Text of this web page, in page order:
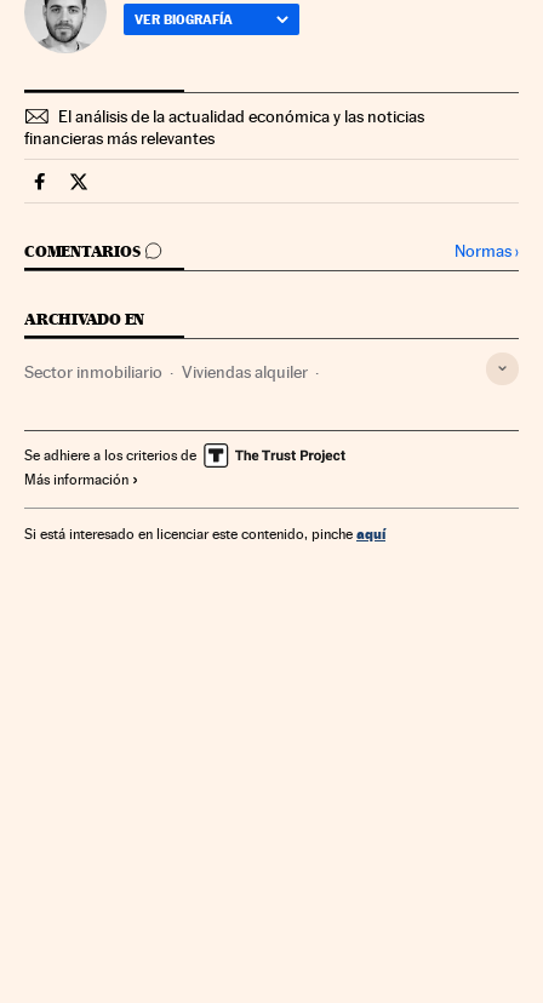
VER BIOGRAFÍA
El análisis de la actualidad económica y las noticias
financieras más relevantes
Economia Cinco Días en Facebook
Economia Cinco Días en Twitter
COMENTARIOS
IR A LOS COMENTARIOS Normas›
ARCHIVADO EN
Sector inmobiliario Viviendas alquiler
España
Se adhiere a los criterios de
Más información
Si está interesado en licenciar este contenido, pinche aquí